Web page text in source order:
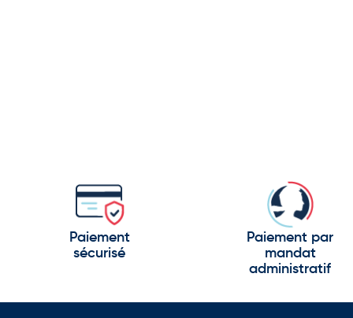
pendant les cérémonies.
ou invités d'honneur.
Paiement
sécurisé
Paiement par
mandat
administratif